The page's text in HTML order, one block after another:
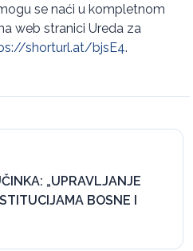
se naći u kompletnom
web stranici Ureda za
shorturl.at/bjsE4.
„UPRAVLJANJE
BOSNE I